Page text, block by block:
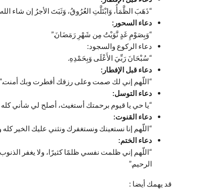
“ذَهَبَ الظَّمَأُ، وَابْتَلَّتِ العُرُوقُ، وَثَبَتَ الأجرُ إن شاء
دعاء السحور:
“وَبِصَوْمِ غَدٍ نَّوَيْتُ مِن شَهْرِ رَمَضَانَ.”
دعاء الركوع والسجود:
“سُبْحَانَ رَبِّيَ الأَعْلَى وَبِحَمْدِهِ.
دعاء قبل الإفطار:
“اللّهم إني لك صمت وعلى رزقك أفطرت وبك أمنت.”
دعاء التوسل:
“يا حي يا قيوم برحمتك أستغيث، أصلح لي شأني
دعاء القنوت:
“اللّهم إنا نستعينك ونستغفرك ونثني عليك الخير
دعاء الختم:
“اللّهم إني ظلمت نفسي ظلمًا كثيرًا، ولا يغفر
الرحيم.”
قد يهمك أيضا :